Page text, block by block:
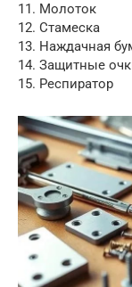
11. Молоток
12. Стамеска
13. Наждачная
14. Защитные
15. Респиратор